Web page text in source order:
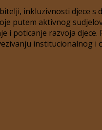
inkluzivnosti djece s
putem aktivnog
i poticanje razvoja djece.
institucionalnog i